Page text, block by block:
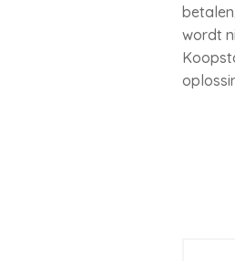
wordt